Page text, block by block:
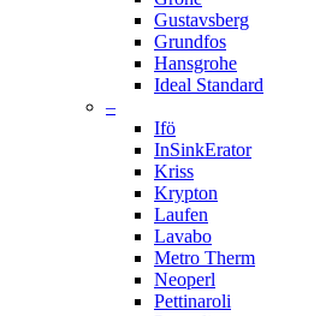
Gustavsberg
Grundfos
Hansgrohe
Ideal Standard
–
Ifö
InSinkErator
Kriss
Krypton
Laufen
Lavabo
Metro Therm
Neoperl
Pettinaroli